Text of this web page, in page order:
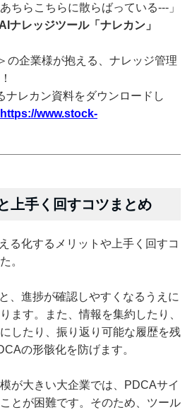
ちらこちらに散らばっている---」
ナレッジツール「ナレカン」
の企業様が抱える、ナレッジ管理
ナレカン資料をダウンロードし
https://www.stock-
上手く回すコツまとめ
る化するメリットや上手く回すコ
。
、進捗が確認しやすくなるうえに
ます。また、情報を集約したり、
したり、振り返り可能な履歴を残
の形骸化を防げます。
が大きい大企業では、PDCAサイ
とが困難です。そのため、ツール